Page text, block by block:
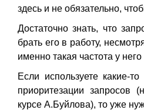
здесь и не обязательно,
Достаточно знать, что
брать его в работу,
именно такая частота у него
Если используете какие-
приоритезации запросов
курсе А.Буйлова), то уже